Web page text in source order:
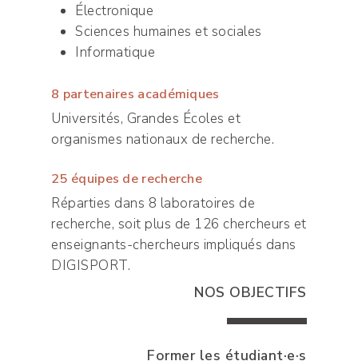
Électronique
Sciences humaines et sociales
Informatique
8 partenaires académiques
Universités, Grandes Écoles et
organismes nationaux de recherche.
25 équipes de recherche
Réparties dans 8 laboratoires de
recherche, soit plus de 126 chercheurs et
enseignants-chercheurs impliqués dans
DIGISPORT.
NOS OBJECTIFS
Former les étudiant·e·s